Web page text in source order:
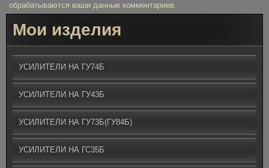
обрабатываются ваши данные комментариев.
Мои изделия
УСИЛИТЕЛИ НА ГУ74Б
УСИЛИТЕЛИ НА ГУ43Б
УСИЛИТЕЛИ НА ГУ73Б(ГУ84Б)
УСИЛИТЕЛИ НА ГС35Б